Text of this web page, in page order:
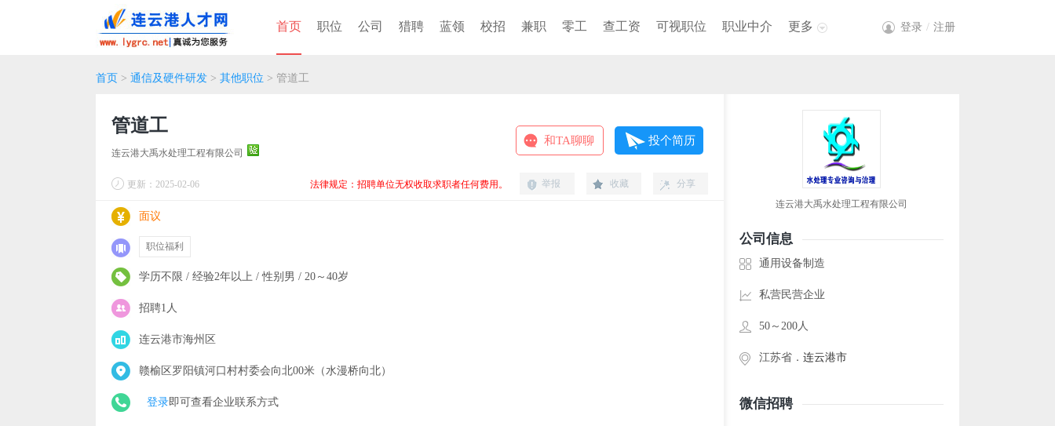
首页 职位 公司 猎聘 蓝领 校招 兼职 零工 查工资 可视职位 职业中介 更多 登录 / 注册
首页 > 通信及硬件研发 > 其他职位 > 管道工
管道工
连云港大禹水处理工程有限公司
和TA聊聊 投个简历
更新：2025-02-06 分享
收藏
举报
法律规定：招聘单位无权收取求职者任何费用。
面议
职位福利
学历不限 / 经验2年以上 / 性别男 / 20～40岁
招聘1人
连云港市海州区
赣榆区罗阳镇河口村村委会向北00米（水漫桥向北）
登录即可查看企业联系方式
连云港大禹水处理工程有限公司
公司信息
通用设备制造
私营民营企业
50～200人
江苏省． 连云港市
微信招聘